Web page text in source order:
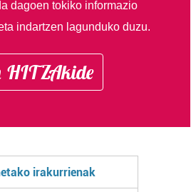
dagoen tokiko informazio
indartzen lagunduko duzu.
HITZAkide
irakurrienak